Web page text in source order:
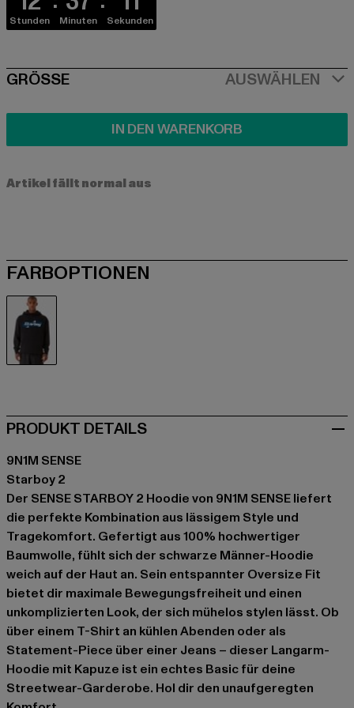
Stunden Minuten Sekunden
SIZE
GRÖSSE AUSWÄHLEN
IN DEN WARENKORB
Artikel fällt normal aus
FARBOPTIONEN
PRODUKT DETAILS
9N1M SENSE
Starboy 2
Der SENSE STARBOY 2 Hoodie von 9N1M SENSE liefert
die perfekte Kombination aus lässigem Style und
Tragekomfort. Gefertigt aus 100% hochwertiger
Baumwolle, fühlt sich der schwarze Männer-Hoodie
weich auf der Haut an. Sein entspannter Oversize Fit
bietet dir maximale Bewegungsfreiheit und einen
unkomplizierten Look, der sich mühelos stylen lässt. Ob
über einem T-Shirt an kühlen Abenden oder als
Statement-Piece über einer Jeans – dieser Langarm-
Hoodie mit Kapuze ist ein echtes Basic für deine
Streetwear-Garderobe. Hol dir den unaufgeregten